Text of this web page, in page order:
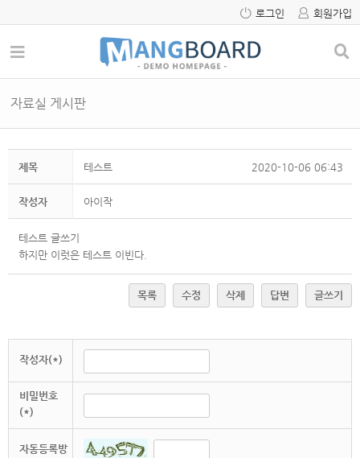
로그인 회원가입
자료실 게시판
제목 테스트 2020-10-06 06:43
작성자 아이작
테스트 글쓰기
하지만 이럿은 테스트 이빈다.
목록 수정 삭제 답변 글쓰기
작성자(*)
비밀번호
(*)
자동등록방